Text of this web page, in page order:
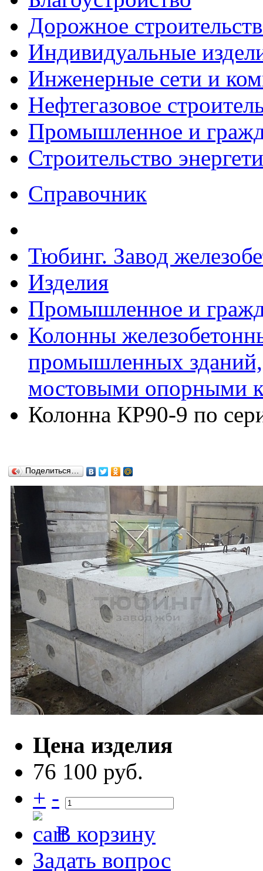
Дорожное
Индивидуальные
Инженерные сети и
Нефтегазовое
Промышленное и
Строительство
Справочник
Тюбинг. Завод
Изделия
Промышленное и
Колонны
промышленных
мостовыми опорными
Колонна КР90-9 по
Поделиться…
Цена изделия
76 100 руб.
+ -
В корзину
Задать вопрос